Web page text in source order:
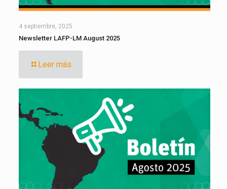
4 septiembre, 2025
Newsletter LAFP-LM August 2025
Leer más